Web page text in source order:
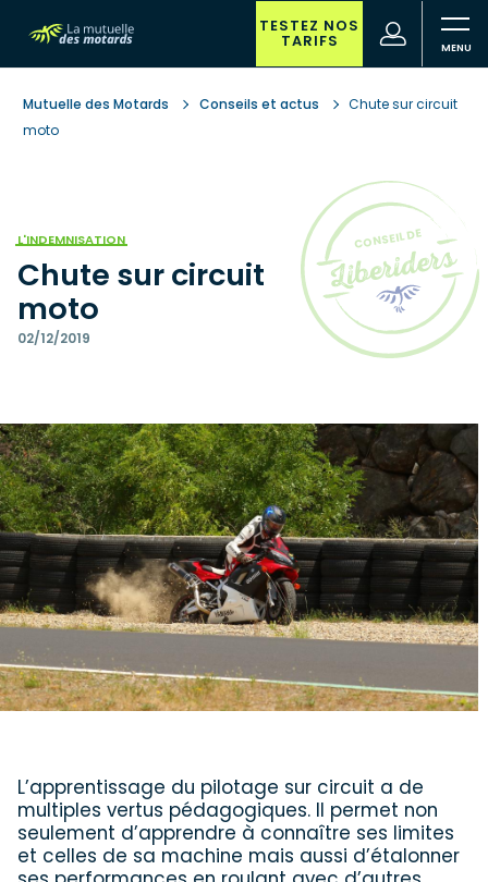
contenu
principal recherche
TESTEZ NOS
TARIFS
(nouvelle
fenêtre)
Mutuelle des Motards Conseils et actus
Chute sur circuit
moto
L'INDEMNISATION
Chute sur circuit
moto
02/12/2019
L’apprentissage du pilotage sur circuit a de
multiples vertus pédagogiques. Il permet non
seulement d’apprendre à connaître ses limites
et celles de sa machine mais aussi d’étalonner